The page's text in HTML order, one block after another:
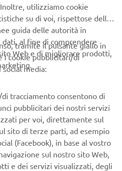
avrai la possibilità diprovare
elettrici Yamahae scoprire se
ponderata, senza dover
e le specifiche tecniche.
durante la prova
funzionalità dello scooter
sfruttarlo al meglio.
di fare un test ride Yamaha e
degli scooter elettrici
utilizziamo cookie
su di voi, rispettose della
guida delle autorità in
al fine di comprendere
Web e di migliorare prodotti,
tramite il pulsante giallo in
i cookie pubblicitari/di
media:
tracciamento consentono di
pubblicitari dei nostri servizi
per voi, direttamente sul
sito di terze parti, ad esempio
(Facebook), in base al vostro
sul nostro sito Web,
e dei servizi visualizzati, degli